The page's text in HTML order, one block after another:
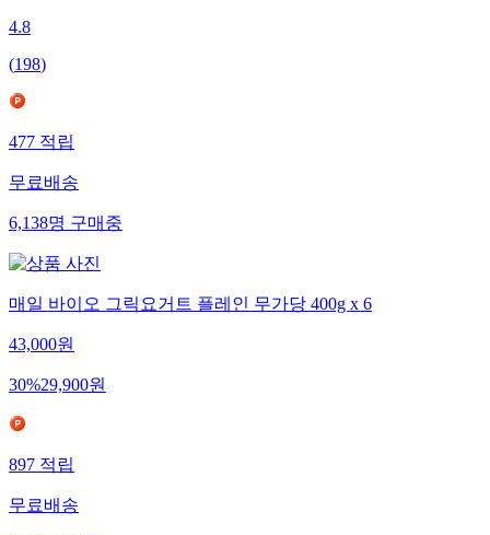
4.8
(198)
477 적립
무료배송
6,138명 구매중
매일 바이오 그릭요거트 플레인 무가당 400g x 6
43,000원
30%29,900원
897 적립
무료배송